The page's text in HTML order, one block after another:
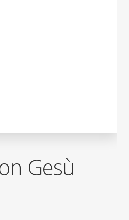
Gesù